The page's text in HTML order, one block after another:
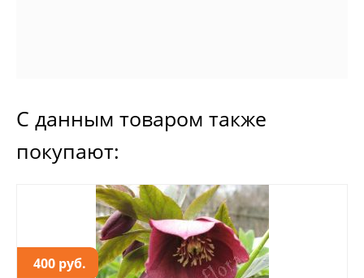
С данным товаром также
покупают:
400 руб.